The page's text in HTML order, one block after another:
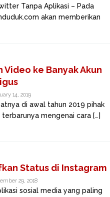
Tanpa Aplikasi – Pada
akan memberikan
Video ke Banyak Akun
14, 2019
di awal tahun 2019 pihak
mengenai cara […]
Status di Instagram
29, 2018
sosial media yang paling